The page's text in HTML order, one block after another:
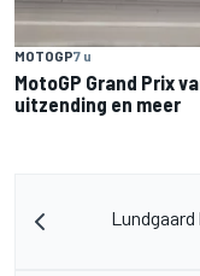
MOTOGP7 u
MotoGP Grand Prix
uitzending en meer